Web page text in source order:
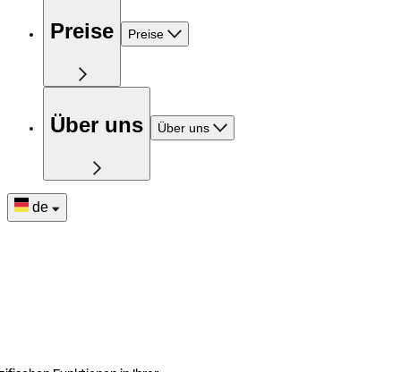
Preise Preise
Über uns Über uns
de